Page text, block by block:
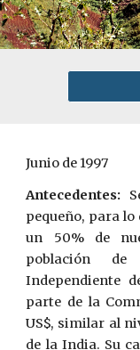
Junio de 1997
Antecedentes:
pequeño, para
un 50% de
población
Independiente
parte de la
US$, similar al
de la India. Su